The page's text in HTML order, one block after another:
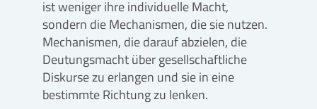
ist weniger ihre individuelle Macht,
sondern die Mechanismen, die sie nutzen.
Mechanismen, die darauf abzielen, die
Deutungsmacht über gesellschaftliche
Diskurse zu erlangen und sie in eine
bestimmte Richtung zu lenken.